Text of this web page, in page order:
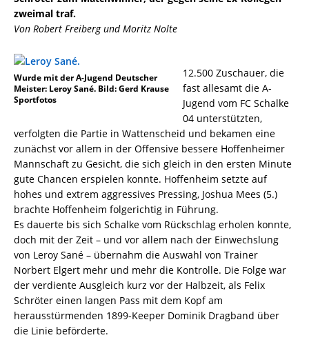
zweimal traf.
Von Robert Freiberg und Moritz Nolte
Wurde mit der A-Jugend Deutscher
Meister: Leroy Sané. Bild: Gerd Krause
Sportfotos
12.500 Zuschauer, die
fast allesamt die A-
Jugend vom FC Schalke
04 unterstützten,
verfolgten die Partie in Wattenscheid und bekamen eine
zunächst vor allem in der Offensive bessere Hoffenheimer
Mannschaft zu Gesicht, die sich gleich in den ersten Minute
gute Chancen erspielen konnte. Hoffenheim setzte auf
hohes und extrem aggressives Pressing, Joshua Mees (5.)
brachte Hoffenheim folgerichtig in Führung.
Es dauerte bis sich Schalke vom Rückschlag erholen konnte,
doch mit der Zeit – und vor allem nach der Einwechslung
von Leroy Sané – übernahm die Auswahl von Trainer
Norbert Elgert mehr und mehr die Kontrolle. Die Folge war
der verdiente Ausgleich kurz vor der Halbzeit, als Felix
Schröter einen langen Pass mit dem Kopf am
herausstürmenden 1899-Keeper Dominik Dragband über
die Linie beförderte.